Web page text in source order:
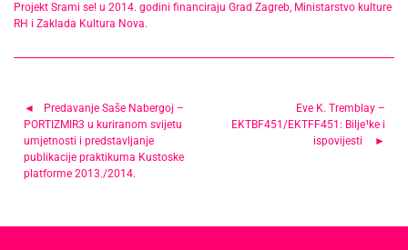
Projekt Srami se! u 2014. godini financiraju Grad Zagreb, Ministarstvo kulture
RH i Zaklada Kultura Nova.
Navigacija
objava
Predavanje Saše Nabergoj –
PORTIZMIR3 u kuriranom svijetu
umjetnosti i predstavljanje
publikacije praktikuma Kustoske
platforme 2013./2014.
Eve K. Tremblay –
EKTBF451/EKTFF451: Bilje¹ke i
ispovijesti